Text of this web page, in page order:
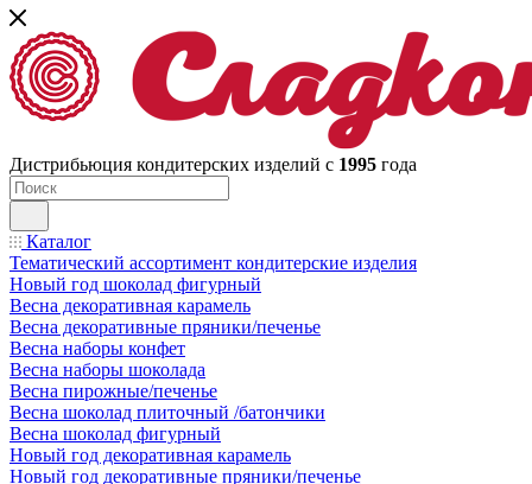
Дистрибьюция кондитерских изделий с 1995 года
Каталог
Тематический ассортимент кондитерские изделия
Новый год шоколад фигурный
Весна декоративная карамель
Весна декоративные пряники/печенье
Весна наборы конфет
Весна наборы шоколада
Весна пирожные/печенье
Весна шоколад плиточный /батончики
Весна шоколад фигурный
Новый год декоративная карамель
Новый год декоративные пряники/печенье